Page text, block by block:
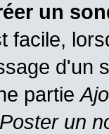
un
facile,
d'un
partie
Poster un